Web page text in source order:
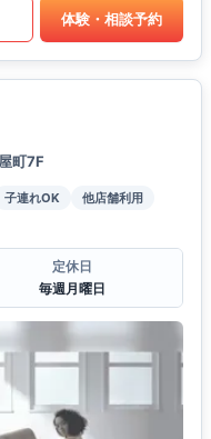
体験・相談予約
町7F
子連れOK
他店舗利用
定休日
毎週月曜日